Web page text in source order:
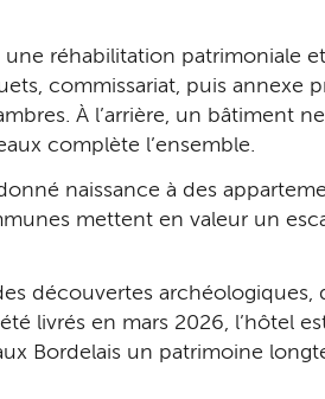
réhabilitation patrimoniale
commissariat, puis annexe
À l’arrière, un bâtiment
complète l’ensemble.
naissance à des
mettent en valeur un
découvertes archéologiques,
livrés en mars 2026, l’hôtel
Bordelais un patrimoine